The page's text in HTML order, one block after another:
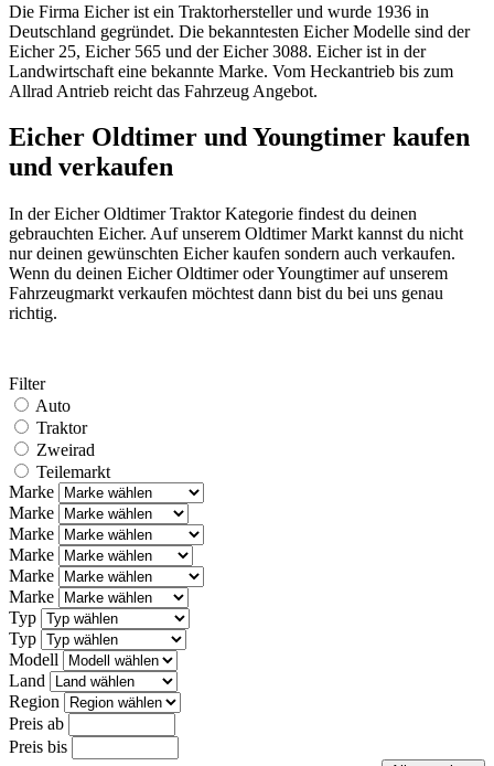
Die Firma Eicher ist ein Traktorhersteller und wurde 1936 in
Deutschland gegründet. Die bekanntesten Eicher Modelle sind der
Eicher 25, Eicher 565 und der Eicher 3088. Eicher ist in der
Landwirtschaft eine bekannte Marke. Vom Heckantrieb bis zum
Allrad Antrieb reicht das Fahrzeug Angebot.
Eicher Oldtimer und Youngtimer kaufen
und verkaufen
In der Eicher Oldtimer Traktor Kategorie findest du deinen
gebrauchten Eicher. Auf unserem Oldtimer Markt kannst du nicht
nur deinen gewünschten Eicher kaufen sondern auch verkaufen.
Wenn du deinen Eicher Oldtimer oder Youngtimer auf unserem
Fahrzeugmarkt verkaufen möchtest dann bist du bei uns genau
richtig.
Filter
Auto
Traktor
Zweirad
Teilemarkt
Marke
Marke
Marke
Marke
Marke
Marke
Typ
Typ
Modell
Land
Region
Preis ab
Preis bis